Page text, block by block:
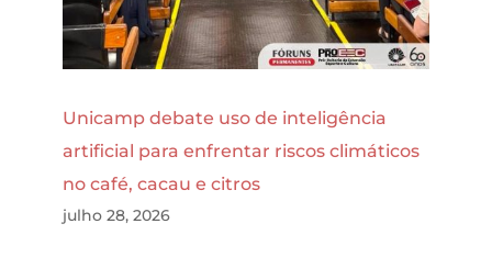
Unicamp debate uso de inteligência
artificial para enfrentar riscos climáticos
no café, cacau e citros
julho 28, 2026